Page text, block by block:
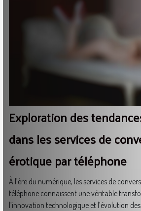
Exploration des
dans les services de
érotique par téléphone
À l’ère du numérique, les services de
téléphone connaissent une véritable
l’innovation technologique et l’évolution